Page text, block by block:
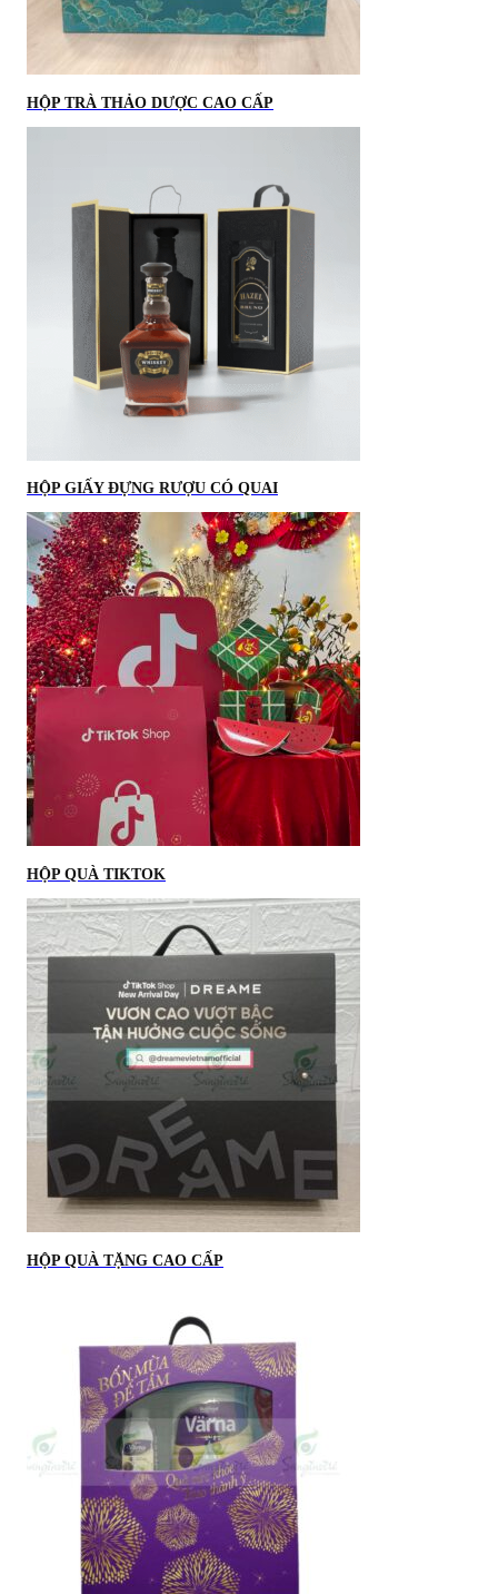
HỘP TRÀ THẢO DƯỢC CAO CẤP
HỘP GIẤY ĐỰNG RƯỢU CÓ QUAI
HỘP QUÀ TIKTOK
HỘP QUÀ TẶNG CAO CẤP